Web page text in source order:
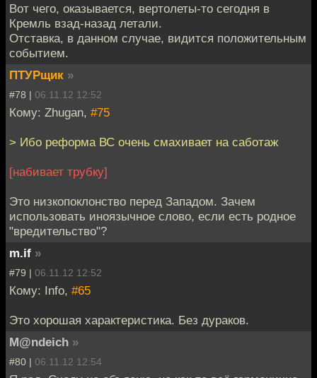
Вот чего, оказывается, вертолеты-то сегодня в
Кремль взад-назад летали.
Отставка, в данном случае, видится положительным
событием.
ПТУРщик »
#78 | 06.11.12 12:52
Кому: Zhugan, #75
> Ибо реформа ВС очень смахивает на саботаж
[набивает трубку]
Это низкопоклонство перед Западом. Зачем
использовать иноязычное слово, если есть родное
"вредительство"?
m.if »
#79 | 06.11.12 12:52
Кому: Info, #65
Это хорошая характеристика. Без дураков.
M@ndeich »
#80 | 06.11.12 12:54